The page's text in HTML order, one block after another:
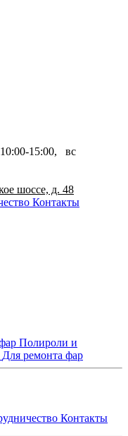
10:00-15:00, вс
шоссе, д. 48
Контакты
Полироли и
Для ремонта фар
Контакты